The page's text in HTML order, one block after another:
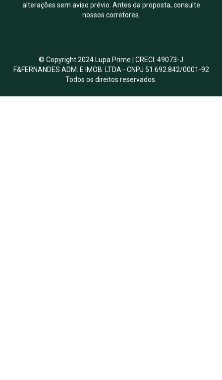
alterações sem aviso prévio. Antes da proposta, consulte
nossos corretores.
© Copyright 2024 Lupa Prime | CRECI: 49073-J
F&FERNANDES ADM. E IMOB. LTDA - CNPJ 51.692.842/0001-92
Todos os direitos reservados.